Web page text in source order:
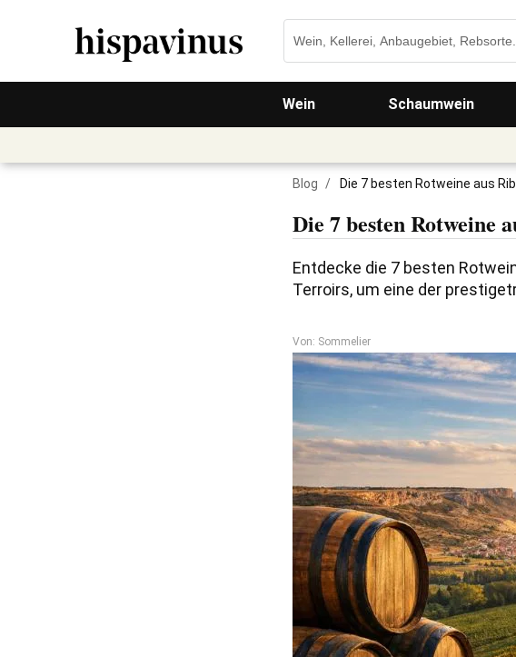
Wein Schaumwein
Blog / Die 7 besten Rotweine aus
Die 7 besten Rotweine
Entdecke die 7 besten
Terroirs, um eine der
Von: Sommelier